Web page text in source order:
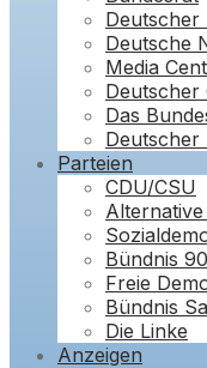
Deutscher
Deutsche
Media
Deutscher
Das
Deutscher
Parteien
CDU/CSU
Bündnis
Freie
Bündnis
Die Linke
Anzeigen